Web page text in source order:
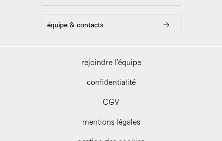
équipe & contacts
rejoindre l’équipe
confidentialité
CGV
mentions légales